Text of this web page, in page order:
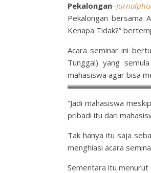
Pekalongan–
Pekalongan bersama
Kenapa Tidak?”
Acara seminar ini
Tunggal) yang
mahasiswa agar bisa
“Jadi mahasiswa
pribadi itu dari
Tak hanya itu saja
menghiasi acara
Sementara itu menurut